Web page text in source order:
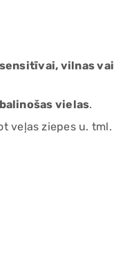
sensitīvai, vilnas vai
balinošas vielas.
veļas ziepes u. tml.